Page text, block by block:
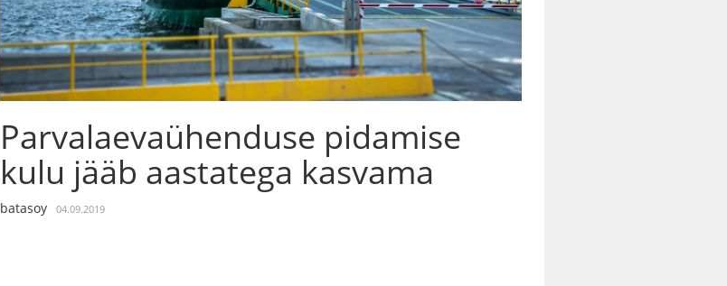
Parvalaevaühenduse pidamise
kulu jääb aastatega kasvama
batasoy 04.09.2019